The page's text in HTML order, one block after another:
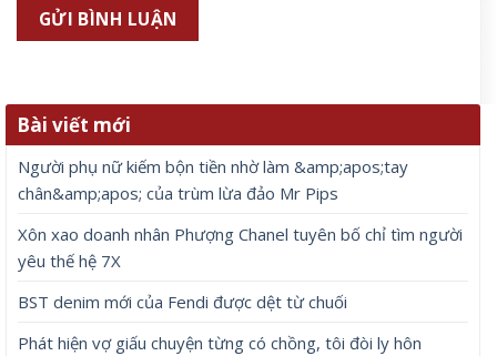
Bài viết mới
Người phụ nữ kiếm bộn tiền nhờ làm &amp;apos;tay
chân&amp;apos; của trùm lừa đảo Mr Pips
Xôn xao doanh nhân Phượng Chanel tuyên bố chỉ tìm người
yêu thế hệ 7X
BST denim mới của Fendi được dệt từ chuối
Phát hiện vợ giấu chuyện từng có chồng, tôi đòi ly hôn